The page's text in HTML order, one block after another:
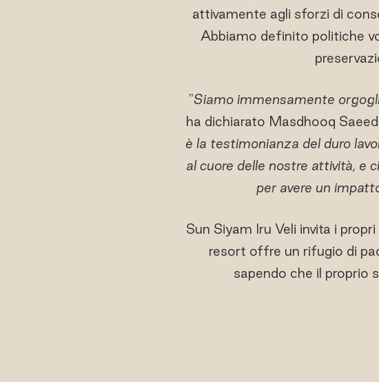
attivamente agli sforzi di
Abbiamo definito politiche
"Siamo immensamente
ha dichiarato Masdhooq
è la testimonianza del duro
al cuore delle nostre attività, e
per avere un
Sun Siyam Iru Veli invita i
resort offre un rifugio di
sapendo che il proprio